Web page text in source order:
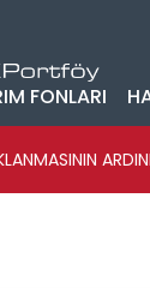
FONLARI